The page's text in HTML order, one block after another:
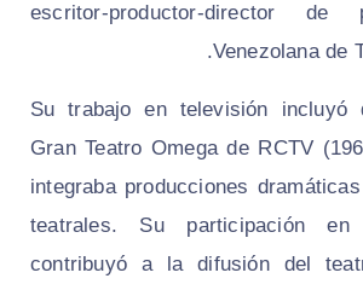
escritor‑productor‑director de
Venezolana de
Su trabajo en televisión incluyó
Gran Teatro Omega de RCTV
integraba producciones
teatrales. Su participación en
contribuyó a la difusión del